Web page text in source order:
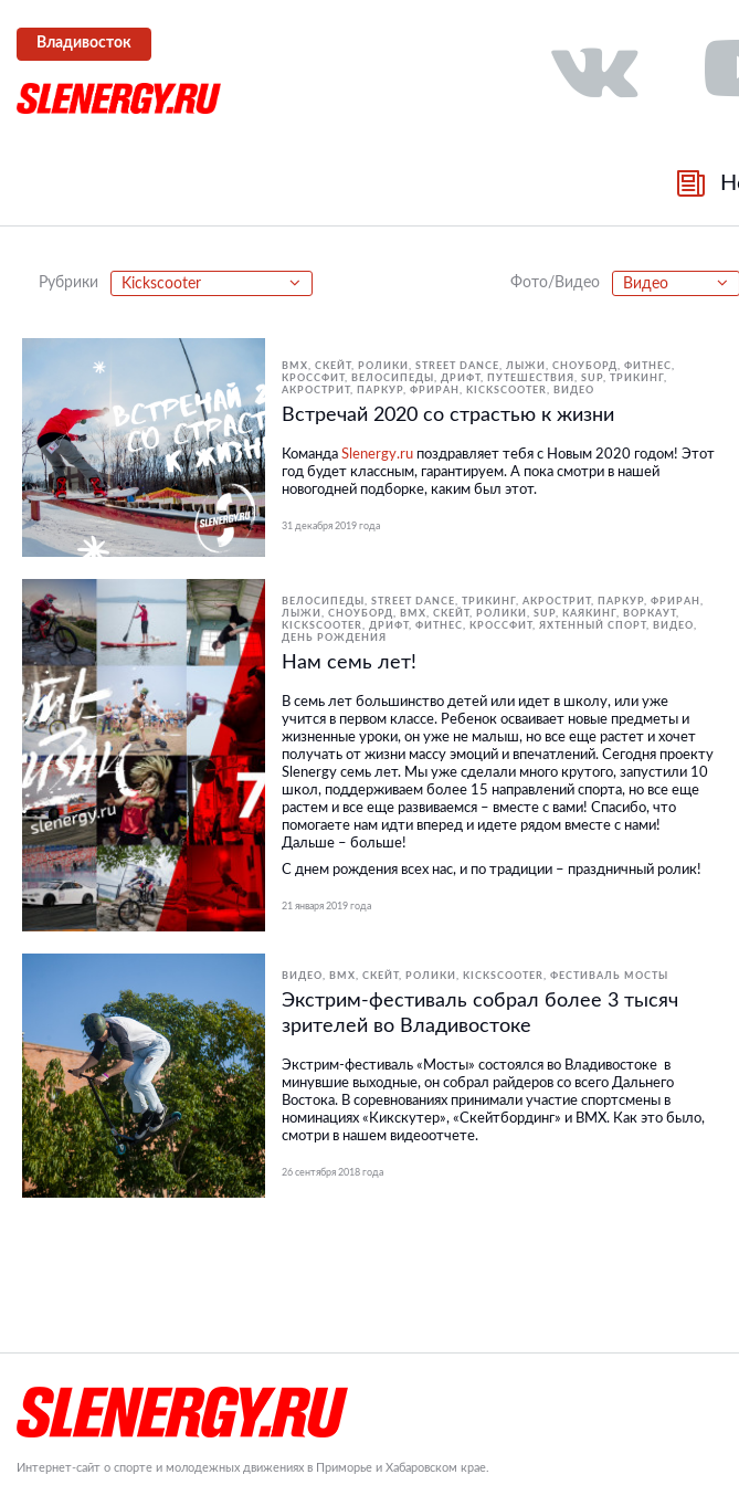
Владивосток
Рубрики Kickscooter Фото/Видео Видео
BMX, СКЕЙТ, РОЛИКИ STREET DANCE ЛЫЖИ, СНОУБОРД
ФИТНЕС,
КРОССФИТ
ВЕЛОСИПЕДЫ ДРИФТ ПУТЕШЕСТВИЯ SUP
ТРИКИНГ,
АКРОСТРИТ, ПАРКУР, ФРИРАН
KICKSCOOTER ВИДЕО
Встречай 2020 со страстью к жизни
Команда Slenergy.ru поздравляет тебя с Новым 2020 годом! Этот
год будет классным, гарантируем. А пока смотри в нашей
новогодней подборке, каким был этот.
31 декабря 2019 года
ВЕЛОСИПЕДЫ STREET DANCE
ТРИКИНГ, АКРОСТРИТ, ПАРКУР, ФРИРАН
ЛЫЖИ, СНОУБОРД
BMX, СКЕЙТ, РОЛИКИ SUP КАЯКИНГ
ВОРКАУТ
KICKSCOOTER
ДРИФТ ФИТНЕС, КРОССФИТ ЯХТЕННЫЙ СПОРТ
ВИДЕО
ДЕНЬ РОЖДЕНИЯ
Нам семь лет!
В семь лет большинство детей или идет в школу, или уже
учится в первом классе. Ребенок осваивает новые предметы и
жизненные уроки, он уже не малыш, но все еще растет и хочет
получать от жизни массу эмоций и впечатлений. Сегодня проекту
Slenergy семь лет. Мы уже сделали много крутого, запустили 10
школ, поддерживаем более 15 направлений спорта, но все еще
растем и все еще развиваемся – вместе с вами! Спасибо, что
помогаете нам идти вперед и идете рядом вместе с нами!
Дальше – больше!
С днем рождения всех нас, и по традиции – праздничный ролик!
21 января 2019 года
ВИДЕО BMX, СКЕЙТ, РОЛИКИ KICKSCOOTER ФЕСТИВАЛЬ МОСТЫ
Экстрим-фестиваль собрал более 3 тысяч
зрителей во Владивостоке
Экстрим-фестиваль «Мосты» состоялся во Владивостоке в
минувшие выходные, он собрал райдеров со всего Дальнего
Востока. В соревнованиях принимали участие спортсмены в
номинациях «Кикскутер», «Скейтбординг» и BMX. Как это было,
смотри в нашем видеоотчете.
26 сентября 2018 года
Интернет-сайт о спорте и молодежных движениях в Приморье и Хабаровском крае.